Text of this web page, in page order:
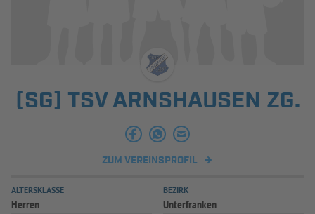
INFOTHEK SPIELPLUS
(SG) TSV ARNSHAUSEN ZG.
ZUM VEREINSPROFIL
ALTERSKLASSE
Herren
BEZIRK
Unterfranken